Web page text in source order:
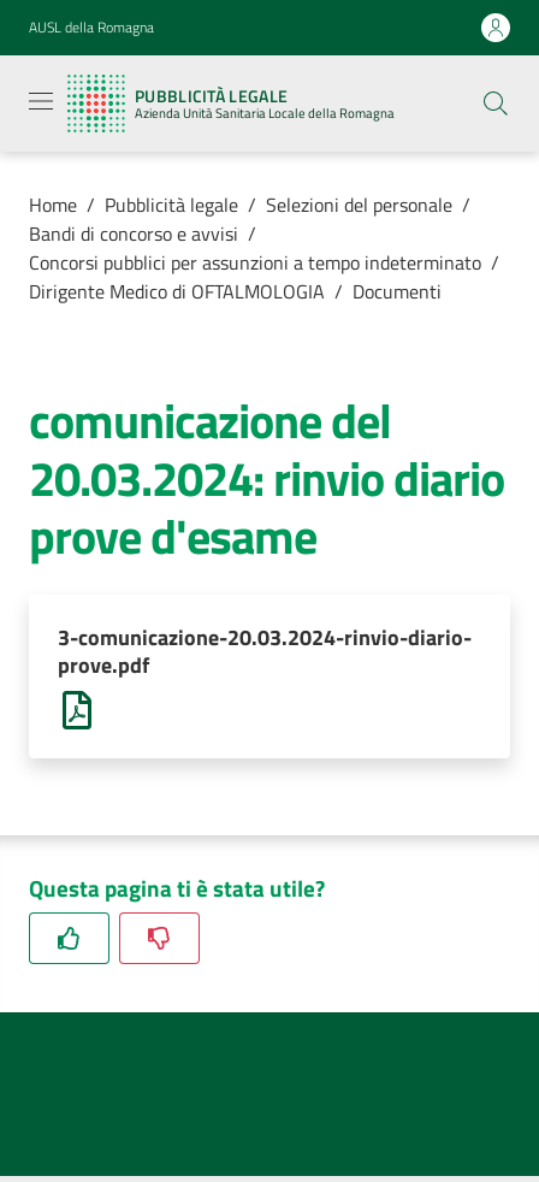
Vai al contenuto
Vai alla navigazione
Vai al footer
AUSL della Romagna
PUBBLICITÀ LEGALE
Azienda Unità Sanitaria Locale della Romagna
legale
Azienda
Unità
Locale della
Luoghi di
cura
Home / Pubblicità legale / Selezioni del personale /
Bandi di concorso e avvisi /
Concorsi pubblici per assunzioni a tempo indeterminato /
Dirigente Medico di OFTALMOLOGIA / Documenti
comunicazione del
20.03.2024: rinvio diario
prove d'esame
3-comunicazione-20.03.2024-rinvio-diario-
prove.pdf
Questa pagina ti è stata utile?